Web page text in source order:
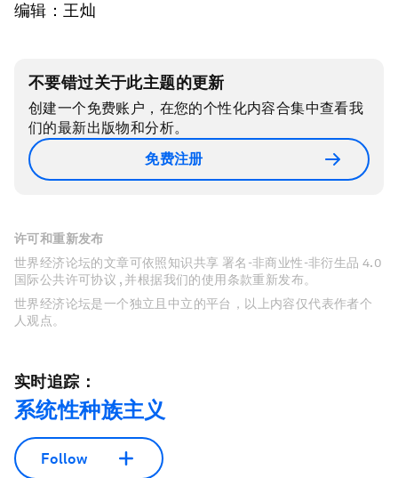
编辑：王灿
不要错过关于此主题的更新
创建一个免费账户，在您的个性化内容合集中查看我
们的最新出版物和分析。
免费注册
许可和重新发布
世界经济论坛的文章可依照知识共享 署名-非商业性-非衍生品 4.0
国际公共许可协议 , 并根据我们的使用条款重新发布。
世界经济论坛是一个独立且中立的平台，以上内容仅代表作者个
人观点。
实时追踪：
系统性种族主义
Follow